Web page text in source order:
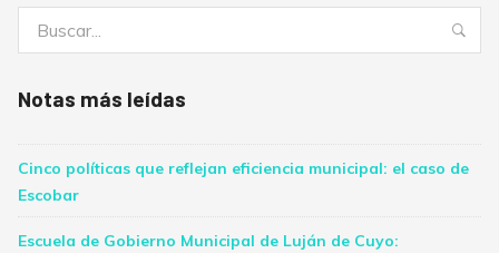
Notas más leídas
Cinco políticas que reflejan eficiencia municipal: el caso de
Escobar
Escuela de Gobierno Municipal de Luján de Cuyo: